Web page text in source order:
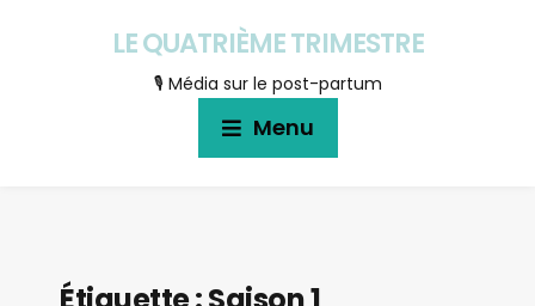
LE QUATRIÈME TRIMESTRE
🎙 Média sur le post-partum
Menu